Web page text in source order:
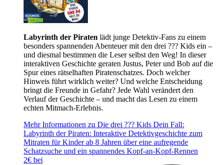
Labyrinth der Piraten lädt junge Detektiv-Fans zu einem
besonders spannenden Abenteuer mit den drei ??? Kids ein –
und diesmal bestimmen die Leser selbst den Weg! In dieser
interaktiven Geschichte geraten Justus, Peter und Bob auf die
Spur eines rätselhaften Piratenschatzes. Doch welcher
Hinweis führt wirklich weiter? Und welche Entscheidung
bringt die Freunde in Gefahr? Jede Wahl verändert den
Verlauf der Geschichte – und macht das Lesen zu einem
echten Mitmach-Erlebnis.
Mehr Informationen zu Die drei ??? Kids Dein Fall:
Labyrinth der Piraten: Interaktive Detektivgeschichte zum
Mitraten für Kinder ab 8 Jahren über eine aufregende
Schatzsuche und ein spannendes Kopf-an-Kopf-Rennen
2€ bei